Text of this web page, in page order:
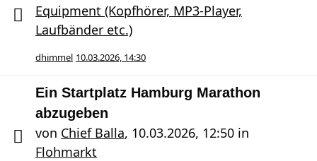
Equipment (Kopfhörer, MP3-Player,
Laufbänder etc.)
dhimmel 10.03.2026, 14:30
Ein Startplatz Hamburg Marathon
abzugeben
von Chief Balla, 10.03.2026, 12:50 in
Flohmarkt